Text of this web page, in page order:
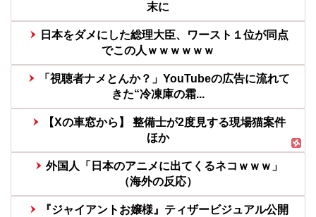
末に
日本をダメにした総理大臣、ワースト１位が同点
でこの人ｗｗｗｗｗｗ
「視聴者ナメとんか？」YouTubeの広告に流れて
きた“冷凍庫の霜...
【Xの車窓から】 整備士が2度見する現場猫案件
ほか
外国人「日本のアニメに出てくるネコｗｗｗ」
（海外の反応）
『ジャイアントお嬢様』ティザービジュアル公開